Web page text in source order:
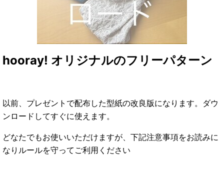
hooray! オリジナルのフリーパターン
以前、プレゼントで配布した型紙の改良版になります。ダウ
ンロードしてすぐに使えます。
どなたでもお使いいただけますが、下記注意事項をお読みに
なりルールを守ってご利用ください